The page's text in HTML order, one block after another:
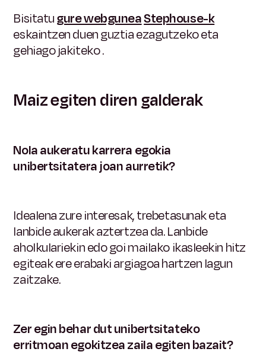
Bisitatugure webguneaStephouse-k
eskaintzen duenguztia ezagutzeko eta
gehiago jakiteko.
Maiz egiten diren galderak
Nola aukeratu karrera egokia
unibertsitatera joan aurretik?
Idealena zure interesak, trebetasunak eta
lanbide aukerak aztertzea da. Lanbide
aholkulariekin edo goi mailako ikasleekin hitz
egiteak ere erabaki argiagoa hartzen lagun
zaitzake.
Zer egin behar dut unibertsitateko
erritmoan egokitzea zaila egiten bazait?